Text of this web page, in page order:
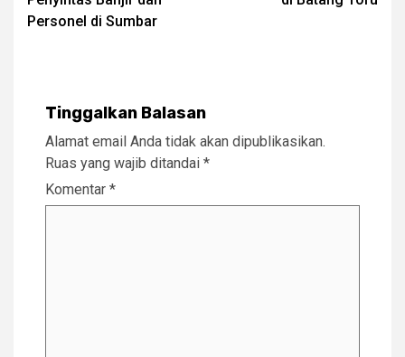
Personel di Sumbar
Tinggalkan Balasan
Alamat email Anda tidak akan dipublikasikan.
Ruas yang wajib ditandai *
Komentar *